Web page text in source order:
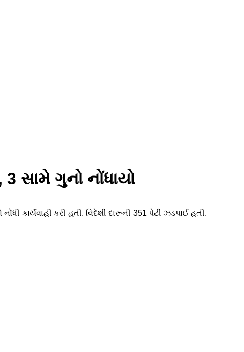
સામે ગુનો નોંધાયો
કાર્યવાહી કરી હતી. વિદેશી દારૂની 351 પેટી ઝડપાઈ હતી.